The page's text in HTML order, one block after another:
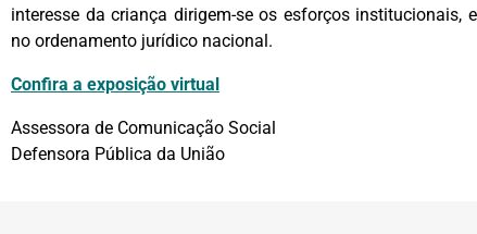
interesse da criança dirigem-se os esforços
no ordenamento jurídico nacional.
Confira a exposição virtual
Assessora de Comunicação Social
Defensora Pública da União